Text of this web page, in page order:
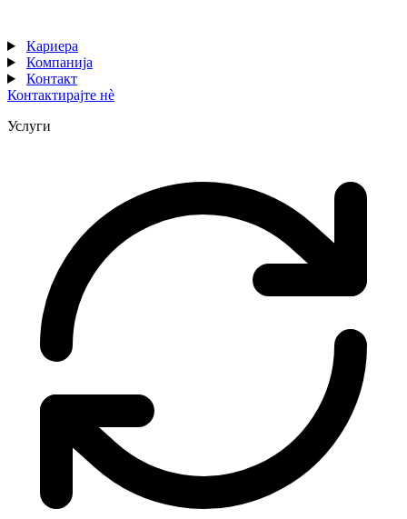
Кариера
Компанија
Контакт
Контактирајте нè
Услуги